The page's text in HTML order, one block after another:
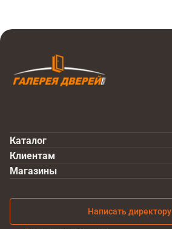
Каталог
Клиентам
Написать директору
Магазины